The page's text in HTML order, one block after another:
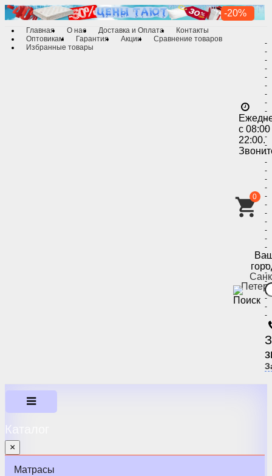
Главная О нас Доставка и Оплата
Контакты
Оптовикам
Гарантия Акции
Сравнение товаров
Избранные товары
с
22:00.
-
-
-
-
-
-
-
-
-
-
-
-
-
-
-
-
-
-
-
-
-
-
-
-
-
-
-
-
-
-
-
-
-
0
Каталог
×
Матрасы
-20%